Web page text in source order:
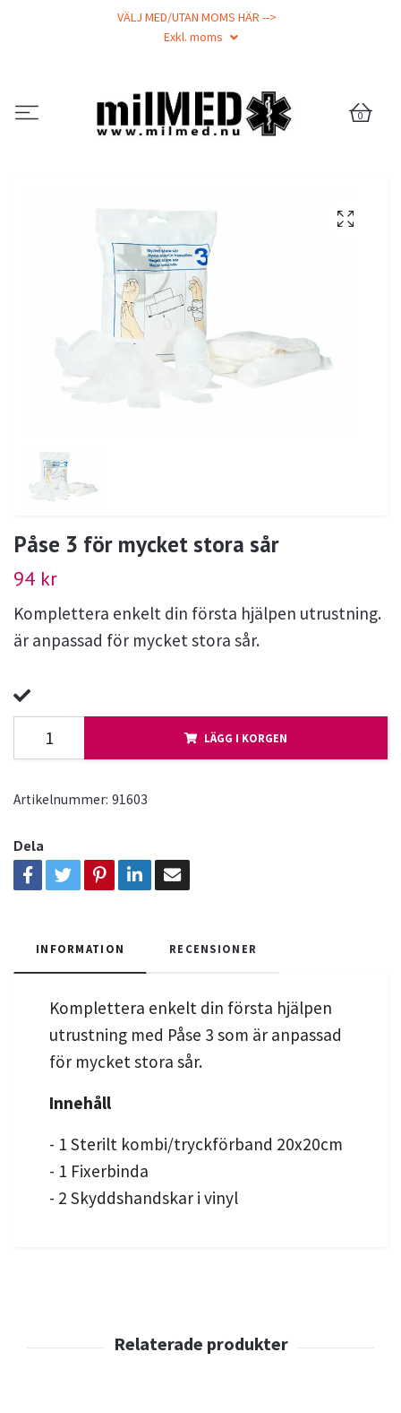
VÄLJ MED/UTAN MOMS HÄR -->
Exkl. moms
0
Påse 3 för mycket stora sår
94 kr
Komplettera enkelt din första hjälpen utrustning.
är anpassad för mycket stora sår.
LÄGG I KORGEN
Artikelnummer: 91603
Dela
INFORMATION RECENSIONER
Komplettera enkelt din första hjälpen
utrustning med Påse 3 som är anpassad
för mycket stora sår.
Innehåll
- 1 Sterilt kombi/tryckförband 20x20cm
- 1 Fixerbinda
- 2 Skyddshandskar i vinyl